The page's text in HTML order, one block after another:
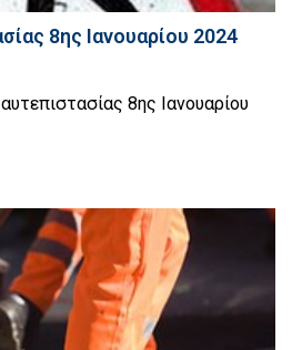
8ης Ιανουαρίου 2024
8ης Ιανουαρίου